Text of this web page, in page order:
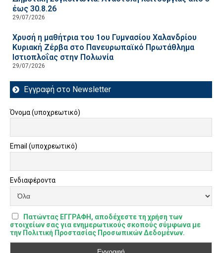
έως 30.8.26
29/07/2026
Χρυσή η μαθήτρια του 1ου Γυμνασίου Χαλανδρίου
Κυριακή Ζέρβα στο Πανευρωπαϊκό Πρωτάθλημα
Ιστιοπλοΐας στην Πολωνία
29/07/2026
Εγγραφή στο Newsletter
Όνομα (υποχρεωτικό)
Email (υποχρεωτικό)
Ενδιαφέροντα
Πατώντας ΕΓΓΡΑΦΗ, αποδέχεστε τη χρήση των
στοιχείων σας για ενημερωτικούς σκοπούς σύμφωνα με
την Πολιτική Προστασίας Προσωπικών Δεδομένων.